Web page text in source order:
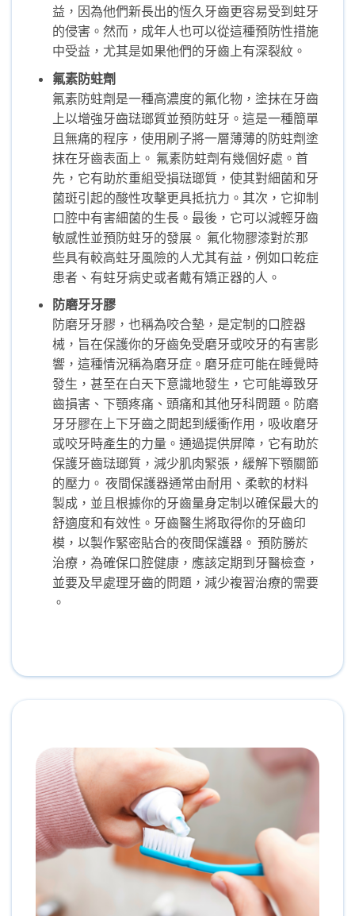
益，因為他們新長出的恆久牙齒更容易受到蛀牙
的侵害。然而，成年人也可以從這種預防性措施
中受益，尤其是如果他們的牙齒上有深裂紋。
氟素防蛀劑
氟素防蛀劑是一種高濃度的氟化物，塗抹在牙齒
上以增強牙齒琺瑯質並預防蛀牙。這是一種簡單
且無痛的程序，使用刷子將一層薄薄的防蛀劑塗
抹在牙齒表面上。 氟素防蛀劑有幾個好處。首
先，它有助於重組受損琺瑯質，使其對細菌和牙
菌斑引起的酸性攻擊更具抵抗力。其次，它抑制
口腔中有害細菌的生長。最後，它可以減輕牙齒
敏感性並預防蛀牙的發展。 氟化物膠漆對於那
些具有較高蛀牙風險的人尤其有益，例如口乾症
患者、有蛀牙病史或者戴有矯正器的人。
防磨牙牙膠
防磨牙牙膠，也稱為咬合墊，是定制的口腔器
械，旨在保護你的牙齒免受磨牙或咬牙的有害影
響，這種情況稱為磨牙症。磨牙症可能在睡覺時
發生，甚至在白天下意識地發生，它可能導致牙
齒損害、下顎疼痛、頭痛和其他牙科問題。防磨
牙牙膠在上下牙齒之間起到緩衝作用，吸收磨牙
或咬牙時產生的力量。通過提供屏障，它有助於
保護牙齒琺瑯質，減少肌肉緊張，緩解下顎關節
的壓力。 夜間保護器通常由耐用、柔軟的材料
製成，並且根據你的牙齒量身定制以確保最大的
舒適度和有效性。牙齒醫生將取得你的牙齒印
模，以製作緊密貼合的夜間保護器。 預防勝於
治療，​​​​​​為確保口腔健康，應該定期到牙醫檢查，
並要及早處理牙齒的問題，減少複習治療的需要​​
。